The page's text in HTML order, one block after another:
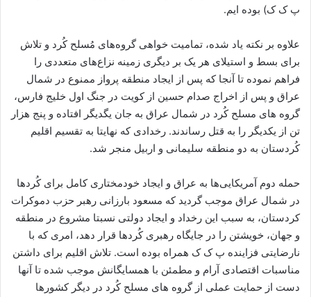
پ ک ک) بوده ایم.
علاوه بر نکته یاد شده، تمامیت خواهی گروه‌های مُسلح کُرد و تلاش
برای بسط و استیلای هر یک بر دیگری زمینه نزاع‌های متعددی را
فراهم نموده تا آنجا که پس از ایجاد منطقه پرواز ممنوع در شمال
عراق و پس از اخراج صدام حسین از کویت در جنگ اول خلیج فارس،
گروه های مسلح کُرد در شمال عراق به جان یگدیگر افتاده و پنج هزار
تن از یکدیگر را به قتل رساندند. رخدادی که نهایتا به تقسیم اقلیم
کُردستان به دو منطقه سلیمانی و اربیل منجر شد.
حمله دوم آمریکایی‌ها به عراق و ایجاد خودمختاری کامل برای کُردها
در شمال عراق موجب گردید که مسعود بارزانی رهبر حزب دموکرات
کردستان، به سبب این رخداد و ایجاد دولتی نسبتا مشروع در منطقه
و جهان، خویشتن را در جایگاه رهبری کُردها قرار دهد، امری که با
نارضایتی فزاینده پ ک ک همراه بوده است. تلاش اقلیم برای داشتن
مناسبات اقتصادی آرام و مطمئن با همسایگانش موجب شده تا آنها
دست از حمایت عملی از گروه های مسلح کُرد در دیگر کشورها